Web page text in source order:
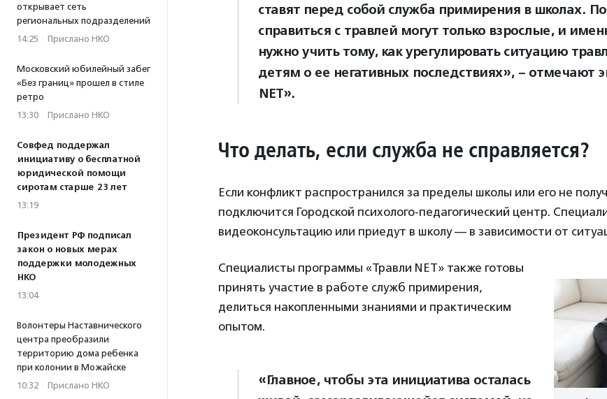
открывает сеть
региональных подразделений
14:25 · Прислано НКО
Московский юбилейный забег
«Без границ» прошел в стиле
ретро
13:30 · Прислано НКО
Совфед поддержал
инициативу о бесплатной
юридической помощи
сиротам старше 23 лет
13:19
Президент РФ подписал
закон о новых мерах
поддержки молодежных
НКО
13:04
Волонтеры Наставнического
центра преобразили
территорию дома ребенка
при колонии в Можайске
10:32 · Прислано НКО
ставят перед собой служба примирения в школах.
справиться с травлей могут только взрослые, и
нужно учить тому, как урегулировать ситуацию
детям о ее негативных последствиях», – отмечают
NET».
Что делать, если служба не справляется?
Если конфликт распространился за пределы школы или его не
подключится Городской психолого-педагогический центр.
видеоконсультацию или приедут в школу — в зависимости от
Специалисты программы «Травли NET» также готовы
принять участие в работе служб примирения,
делиться накопленными знаниями и практическим
опытом.
«Главное, чтобы эта инициатива осталась